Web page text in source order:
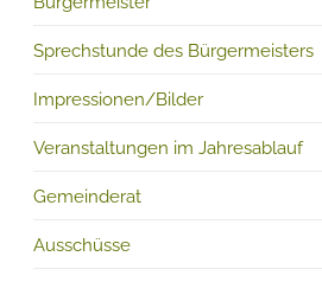
Sprechstunde des Bürgermeisters
Impressionen/Bilder
Veranstaltungen im Jahresablauf
Gemeinderat
Ausschüsse